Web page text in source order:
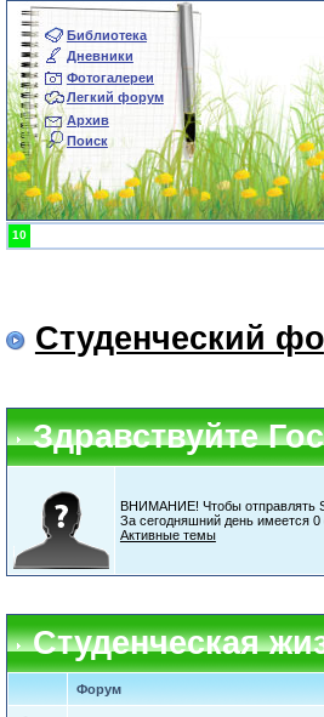
Библиотека
Дневники
Фотогалереи
Легкий форум
Архив
Поиск
10
Студенческий
Здравствуйте
ВНИМАНИЕ! Чтобы отправлять
За сегодняшний день имеется
Активные темы
Студенческая
Форум